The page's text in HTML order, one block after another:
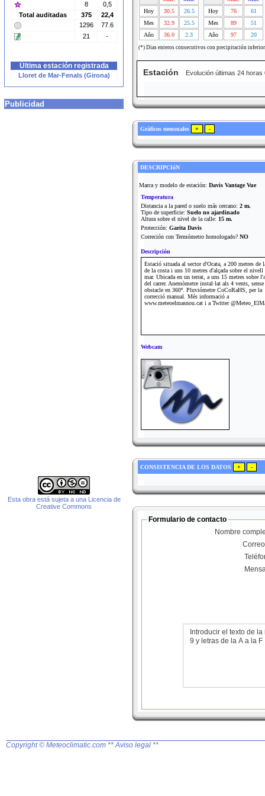
8
0,5
Total auditadas
375
22,4
1296
77.6
21
-
Última estación registrada
Lloret de Mar-Fenals (Girona)
Publicidad
Esta obra está sujeta a una Licencia de
Creative Commons
Hoy
30.5 26.5 Hoy 76
61
Mes
32.9 25.5 Mes 89
51
Año
36.0 2.3 Año 97 20
(*) Dias enteros consecutivos con precipitación inferior
Estación Evolución últimas 24 horas
Gráficos mensuales
DESCRIPCIóN
Marca y modelo de estación: Davis Vantage Vue
Temperatura
Distancia a la pared o suelo más cercano: 2 m.
Tipo de superficie: Suelo no ajardinado
Altura sobre el nivel de la calle: 15 m.
Protección: Garita Davis
Correción con Termómetro homologado? NO
Descripción
Estació situada al sector d'Ocata, a 200 metres de
de la costa i uns 10 metres d'alçada sobre el nivell
mar. Ubicada en un terrat, a uns 15 metres sobre
del carrer. Anemòmetre instal·lat als 4 vents, sense
obstacle en 360º. Pluviómetre CoCoRaHS, per la
correcció manual. Més informació a
www.meteoelmasnou.cat i a Twitter
Webcam
CONSISTENCIA DE LOS DATOS
Formulario de contacto
Nombre
Introducir el texto de
9 y letras de la A a la F
Copyright © Meteoclimatic.com ** Aviso legal **